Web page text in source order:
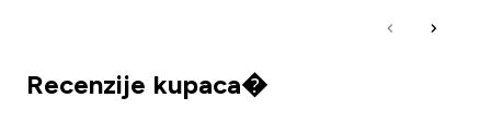
Recenzije kupaca�